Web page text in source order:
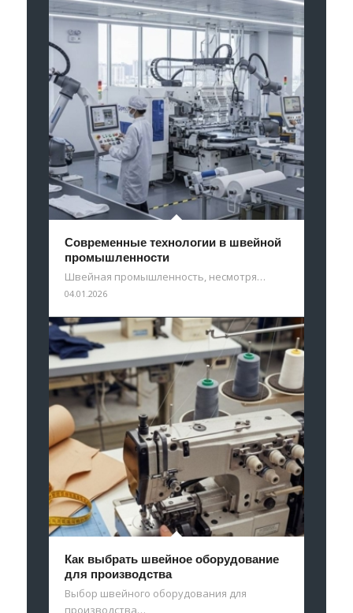
Современные технологии в швейной
промышленности
Швейная промышленность, несмотря…
04.01.2026
Как выбрать швейное оборудование
для производства
Выбор швейного оборудования для
производства…